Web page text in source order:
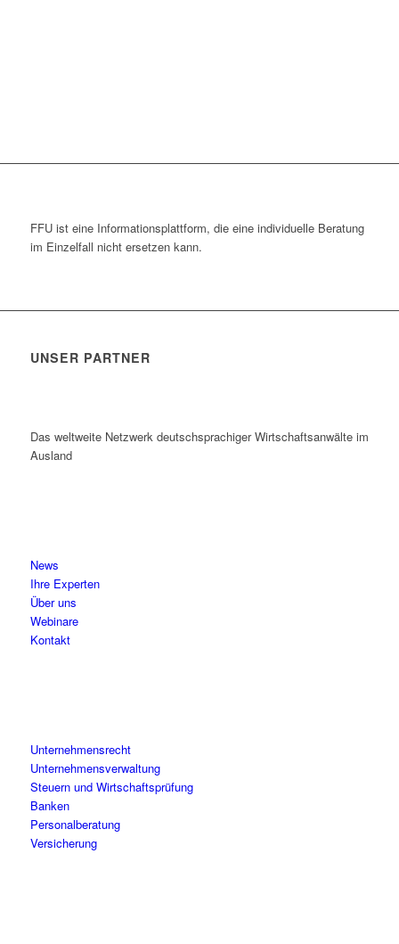
FFU ist eine Informationsplattform, die eine individuelle Beratung
im Einzelfall nicht ersetzen kann.
UNSER PARTNER
Das weltweite Netzwerk deutschsprachiger Wirtschaftsanwälte im
Ausland
News
Ihre Experten
Über uns
Webinare
Kontakt
Unternehmensrecht
Unternehmensverwaltung
Steuern und Wirtschaftsprüfung
Banken
Personalberatung
Versicherung